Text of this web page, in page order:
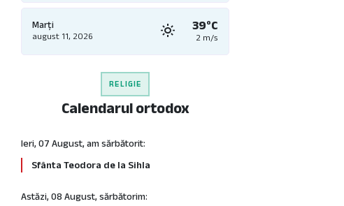
Marți
august 11, 2026
39°C
2 m/s
RELIGIE
Calendarul ortodox
Ieri, 07 August, am sărbătorit:
Sfânta Teodora de la Sihla
Astăzi, 08 August, sărbătorim: